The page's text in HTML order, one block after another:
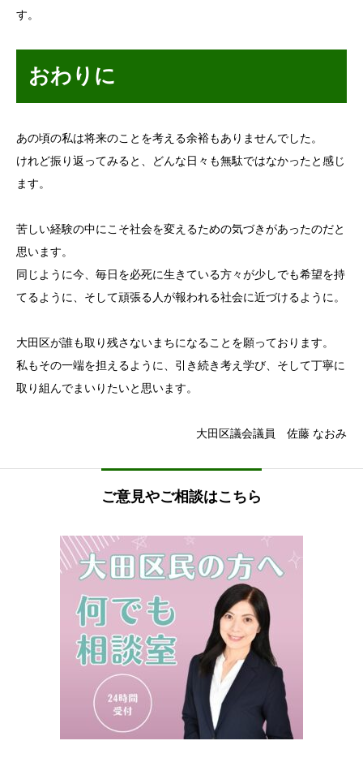
す。
おわりに
あの頃の私は将来のことを考える余裕もありませんでした。
けれど振り返ってみると、どんな日々も無駄ではなかったと感じ
ます。
苦しい経験の中にこそ社会を変えるための気づきがあったのだと
思います。
同じように今、毎日を必死に生きている方々が少しでも希望を持
てるように、そして頑張る人が報われる社会に近づけるように。
大田区が誰も取り残さないまちになることを願っております。
私もその一端を担えるように、引き続き考え学び、そして丁寧に
取り組んでまいりたいと思います。
大田区議会議員 佐藤 なおみ
ご意見やご相談はこちら